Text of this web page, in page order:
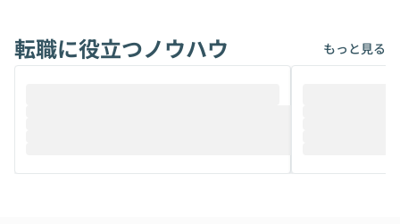
けでなく、想像以上の範囲まで自動化でき
ることは、まだあまり知られていません。
メルカリでの判断基準をもとに「なぜClau
は、評判では
ているAIを選ぶこ
それぞれの本当
転職に役立つノウハウ もっと見る